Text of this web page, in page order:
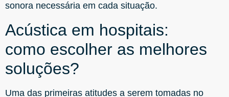
sonora necessária em cada situação.
Acústica em hospitais:
como escolher as melhores
soluções?
Uma das primeiras atitudes a serem tomadas no